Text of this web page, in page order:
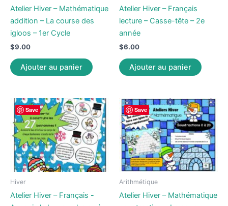
Atelier Hiver – Mathématique
addition – La course des
igloos – 1er Cycle
$9.00
Ajouter au panier
Atelier Hiver – Français
lecture – Casse-tête – 2e
année
$6.00
Ajouter au panier
Save
Hiver
Atelier Hiver – Français -
Save
Arithmétique
Atelier Hiver – Mathématique